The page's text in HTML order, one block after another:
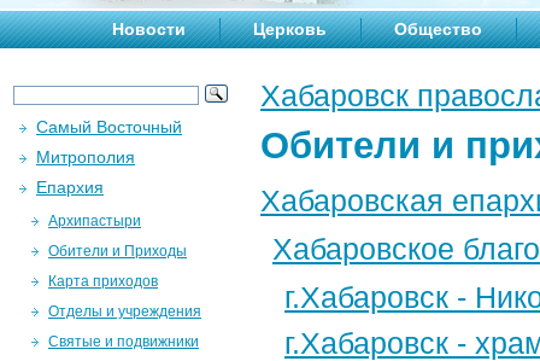
Новости Церковь Общество
Хабаровск
Обители и
Хабаровская
Хабаровское
г.Хабаровск -
г.Хабаровск -
Самый Восточный
Митрополия
Епархия
Архипастыри
Обители и Приходы
Карта приходов
Отделы и учреждения
Святые и подвижники